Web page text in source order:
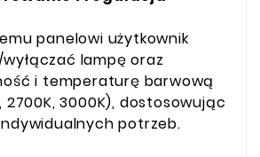
panelowi użytkownik
lampę oraz
i temperaturę barwową
2700K, 3000K), dostosowując
potrzeb.